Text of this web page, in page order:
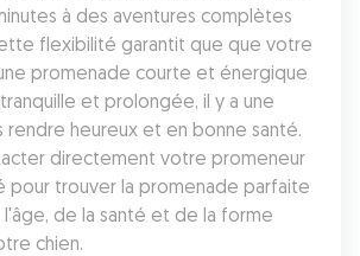
à des aventures complètes
flexibilité garantit que que votre
promenade courte et énergique
et prolongée, il y a une
rendre heureux et en bonne santé.
directement votre promeneur
pour trouver la promenade parfaite
de la santé et de la forme
chien.